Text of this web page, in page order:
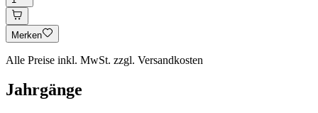
Merken
Alle Preise inkl. MwSt. zzgl. Versandkosten
Jahrgänge